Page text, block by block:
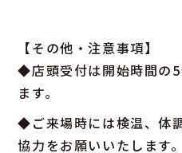
【その他・注意事項】
◆店頭受付は開始時間の
ます。
◆ご来場時には検温、体
協力をお願いいたします